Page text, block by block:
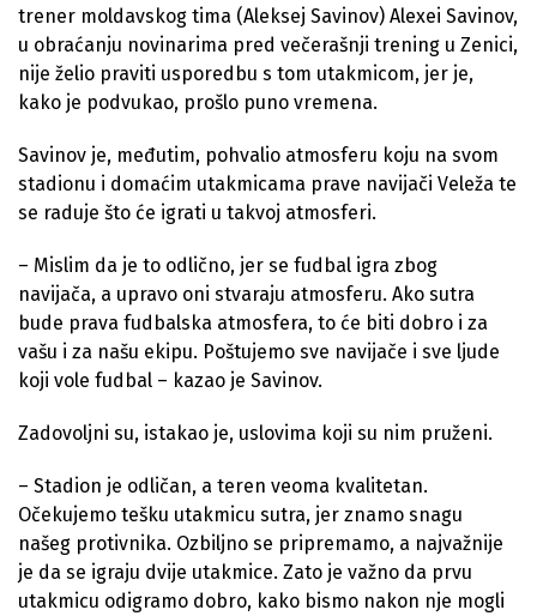
trener moldavskog tima (Aleksej Savinov) Alexei Savinov,
u obraćanju novinarima pred večerašnji trening u Zenici,
nije želio praviti usporedbu s tom utakmicom, jer je,
kako je podvukao, prošlo puno vremena.
Savinov je, međutim, pohvalio atmosferu koju na svom
stadionu i domaćim utakmicama prave navijači Veleža te
se raduje što će igrati u takvoj atmosferi.
– Mislim da je to odlično, jer se fudbal igra zbog
navijača, a upravo oni stvaraju atmosferu. Ako sutra
bude prava fudbalska atmosfera, to će biti dobro i za
vašu i za našu ekipu. Poštujemo sve navijače i sve ljude
koji vole fudbal – kazao je Savinov.
Zadovoljni su, istakao je, uslovima koji su nim pruženi.
– Stadion je odličan, a teren veoma kvalitetan.
Očekujemo tešku utakmicu sutra, jer znamo snagu
našeg protivnika. Ozbiljno se pripremamo, a najvažnije
je da se igraju dvije utakmice. Zato je važno da prvu
utakmicu odigramo dobro, kako bismo nakon nje mogli